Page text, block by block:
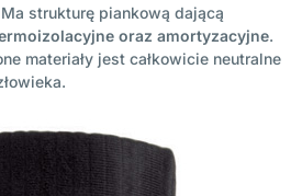
strukturę piankową dającą
oraz amortyzacyjne.
materiały jest całkowicie neutralne